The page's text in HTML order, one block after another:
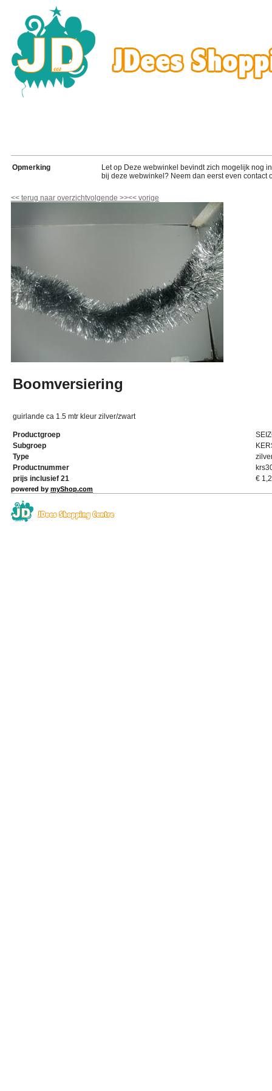
Opmerking
Let op Deze webwinkel bevindt zich mogelijk nog
bij deze webwinkel? Neem dan eerst even contact
<< terug naar overzichtvolgende >><< vorige
Boomversiering
guirlande ca 1.5 mtr kleur zilver/zwart
Productgroep
Subgroep
Type
Productnummer
prijs inclusief 21
€
powered by myShop.com